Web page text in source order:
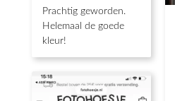
Prachtig geworden.
Helemaal de goede
kleur!